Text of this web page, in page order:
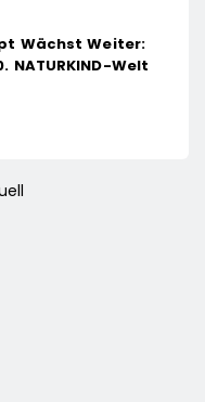
Wächst Weiter:
NATURKIND-Welt